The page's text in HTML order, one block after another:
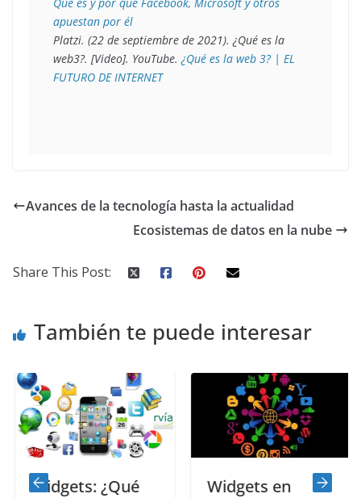
Qué es y por qué Facebook, Microsoft y otros
apuestan por él
Platzi. (22 de septiembre de 2021). ¿Qué es la
web3?. [Video]. YouTube. ¿Qué es la web 3? | EL
FUTURO DE INTERNET
Avances de la tecnología hasta la actualidad
Ecosistemas de datos en la nube
Share This Post:
También te puede interesar
Widgets: ¿Qué
Widgets en